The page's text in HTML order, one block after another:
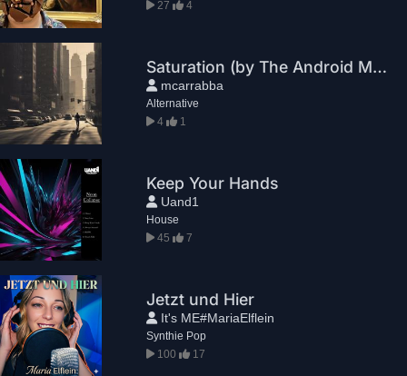
27
4
Saturation (by The Android Machine Project)
mcarrabba
Alternative
4
1
Keep Your Hands
Uand1
House
45
7
Jetzt und Hier
It's ME#MariaElflein
Synthie Pop
100
17